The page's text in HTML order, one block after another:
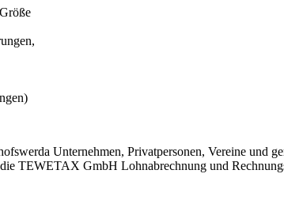
Unternehmen, Privatpersonen, Vereine und
TEWETAX GmbH Lohnabrechnung und